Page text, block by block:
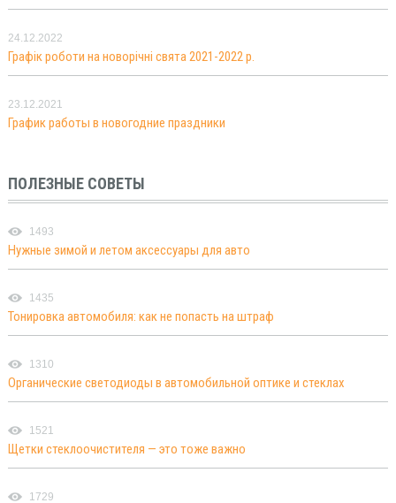
24.12.2022
Графік роботи на новорічні свята 2021-2022 р.
23.12.2021
График работы в новогодние праздники
ПОЛЕЗНЫЕ СОВЕТЫ
1493
Нужные зимой и летом аксессуары для авто
1435
Тонировка автомобиля: как не попасть на штраф
1310
Органические светодиоды в автомобильной оптике и стеклах
1521
Щетки стеклоочистителя — это тоже важно
1729